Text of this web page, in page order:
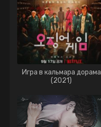
Игра в кальмара дорама
(2021)